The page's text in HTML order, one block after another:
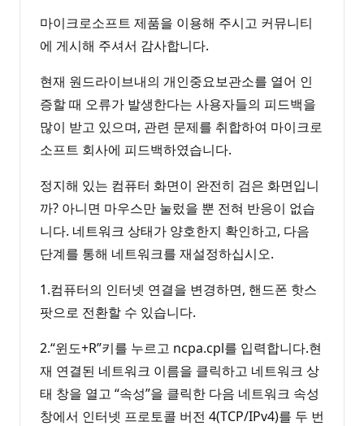
마이크로소프트 제품을 이용해 주시고 커뮤니티
에 게시해 주셔서 감사합니다.
현재 원드라이브내의 개인중요보관소를 열어 인
증할 때 오류가 발생한다는 사용자들의 피드백을
많이 받고 있으며, 관련 문제를 취합하여 마이크로
소프트 회사에 피드백하였습니다.
정지해 있는 컴퓨터 화면이 완전히 검은 화면입니
까? 아니면 마우스만 눌렀을 뿐 전혀 반응이 없습
니다. 네트워크 상태가 양호한지 확인하고, 다음
단계를 통해 네트워크를 재설정하십시오.
1.컴퓨터의 인터넷 연결을 변경하면, 핸드폰 핫스
팟으로 전환할 수 있습니다.
2.“윈도+R”키를 누르고 ncpa.cpl를 입력합니다.현
재 연결된 네트워크 이름을 클릭하고 네트워크 상
태 창을 열고 “속성”을 클릭한 다음 네트워크 속성
창에서 인터넷 프로토콜 버전 4(TCP/IPv4)를 두 번